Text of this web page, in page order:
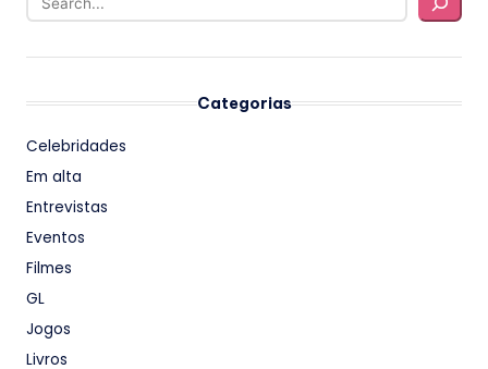
Categorias
Celebridades
Em alta
Entrevistas
Eventos
Filmes
GL
Jogos
Livros